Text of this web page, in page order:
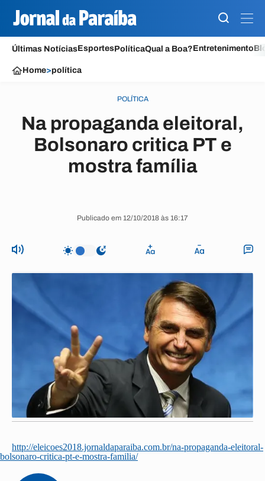
Últimas NotíciasEsportesPolíticaQual a Boa?Entretenimento
Home>política
POLÍTICA
Na propaganda eleitoral,
Bolsonaro critica PT e
mostra família
Publicado em 12/10/2018 às 16:17
http://eleicoes2018.jornaldaparaiba.com.br/na-propaganda-eleitoral-
bolsonaro-critica-pt-e-mostra-familia/